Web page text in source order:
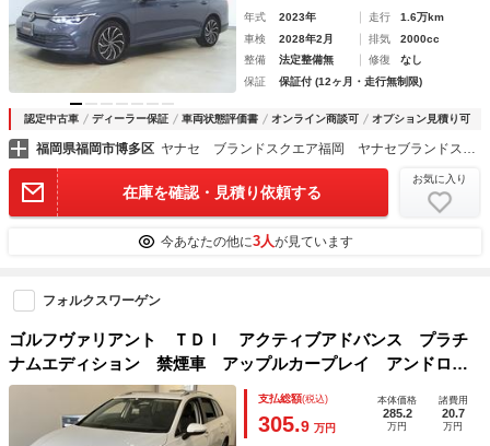
年式 2023年 走行
1.6万km
車検
2028年2月 排気
2000cc
整備
法定整備無 修復
なし
保証
保証付 (12ヶ月・走行無制限)
認定中古車 ディーラー保証 車両状態評価書 オンライン商談可 オプション見積り可
福岡県福岡市博多区
在庫を確認・見積り依頼する
お気に入り
今あなたの他に3人が見ています
フォルクスワーゲン
ゴルフヴァリアント ＴＤＩ アクティブアドバンス プラチ
ナムエディション 禁煙車 アップルカープレイ アンドロイ
ドオート アクティブインフォディスプレイ レーダークルー
ズ クリアランスソナー レーンアシスト サイドアシスト
フロントアシスト プリクラッシュ パークアシスト
支払総額(税込)
305.9 万円
本体価格
285.2
万円
諸費用
20.7
万円